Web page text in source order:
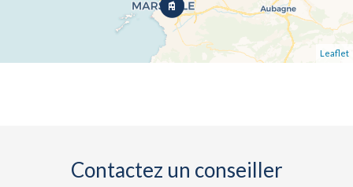
Leaflet
Contactez un conseiller